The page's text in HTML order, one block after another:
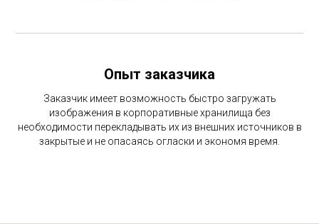
Опыт заказчика
Заказчик имеет возможность быстро загружать
изображения в корпоративные хранилища без
необходимости перекладывать их из внешних источников в
закрытые и не опасаясь огласки и экономя время.